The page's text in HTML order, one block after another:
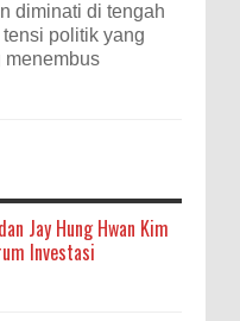
diminati di tengah
politik yang
menembus
Jay Hung Hwan Kim
Investasi